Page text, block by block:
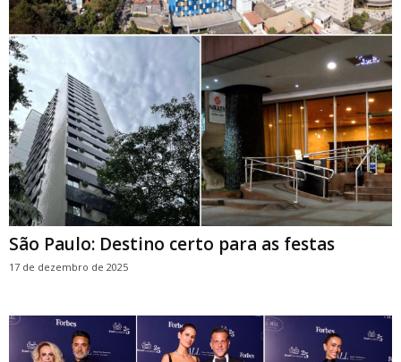
São Paulo: Destino certo para as festas
17 de dezembro de 2025